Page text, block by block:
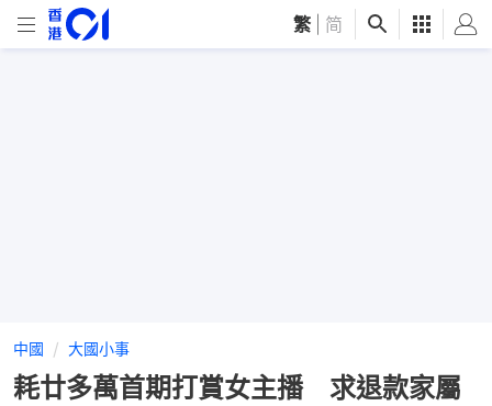
繁 简
中國 大國小事
耗廿多萬首期打賞女主播 求退款家屬